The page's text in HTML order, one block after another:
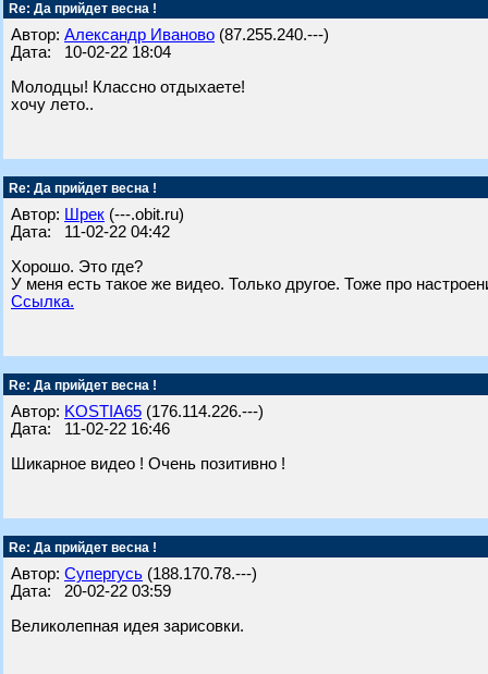
Re: Да прийдет весна !
Автор: Александр Иваново (87.255.240.---)
Дата: 10-02-22 18:04
Молодцы! Классно отдыхаете!
хочу лето..
Re: Да прийдет весна !
Автор: Шрек (---.obit.ru)
Дата: 11-02-22 04:42
Хорошо. Это где?
У меня есть такое же видео. Только другое. Тоже про
Ссылка.
Re: Да прийдет весна !
Автор: KOSTIA65 (176.114.226.---)
Дата: 11-02-22 16:46
Шикарное видео ! Очень позитивно !
Re: Да прийдет весна !
Автор: Супергусь (188.170.78.---)
Дата: 20-02-22 03:59
Великолепная идея зарисовки.